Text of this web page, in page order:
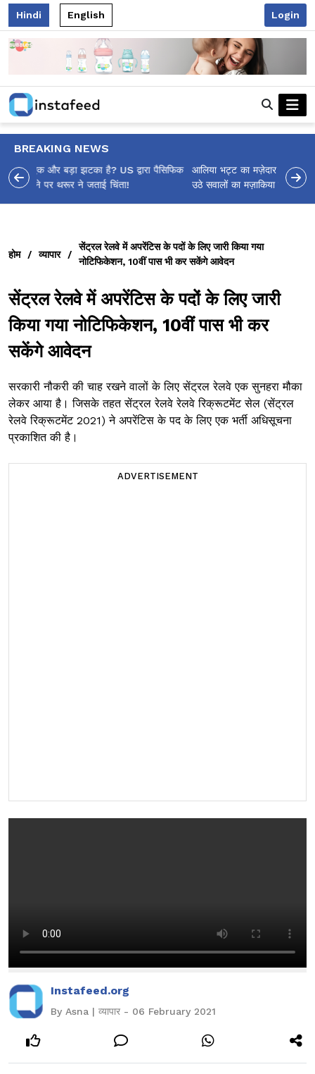
Hindi English Login
BREAKING NEWS
आलिया भट्ट का मज़ेदार 'शर्वरी कहाँ है?' पोस्ट, 'अल्फा' टीज़र पर
उठे सवालों का मज़ाकिया जवाब!
होम / व्यापार /
सेंट्रल रेलवे में अपरेंटिस के पदों के लिए जारी किया गया
नोटिफिकेशन, 10वीं पास भी कर सकेंगे आवेदन
सेंट्रल रेलवे में अपरेंटिस के पदों के लिए जारी
किया गया नोटिफिकेशन, 10वीं पास भी कर
सकेंगे आवेदन
सरकारी नौकरी की चाह रखने वालों के लिए सेंट्रल रेलवे एक सुनहरा मौका
लेकर आया है। जिसके तहत सेंट्रल रेलवे रेलवे रिक्रूटमेंट सेल (सेंट्रल
रेलवे रिक्रूटमेंट 2021) ने अपरेंटिस के पद के लिए एक भर्ती अधिसूचना
प्रकाशित की है।
ADVERTISEMENT
Instafeed.org
By Asna | व्यापार - 06 February 2021